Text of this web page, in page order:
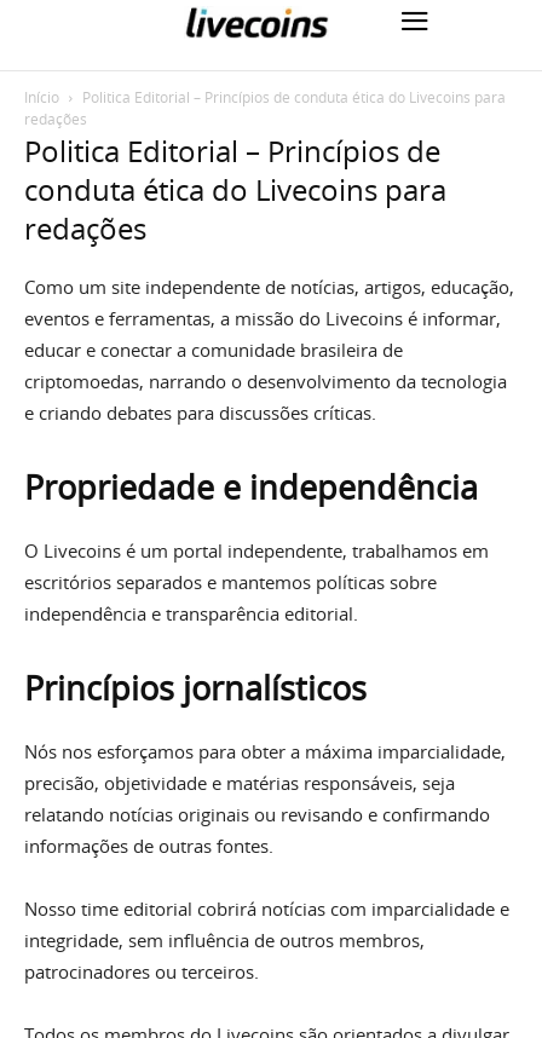
Início
Politica Editorial – Princípios de conduta ética do Livecoins para
redações
Politica Editorial – Princípios de
conduta ética do Livecoins para
redações
Como um site independente de notícias, artigos, educação,
eventos e ferramentas, a missão do Livecoins é informar,
educar e conectar a comunidade brasileira de
criptomoedas, narrando o desenvolvimento da tecnologia
e criando debates para discussões críticas.
Propriedade e independência
O Livecoins é um portal independente, trabalhamos em
escritórios separados e mantemos políticas sobre
independência e transparência editorial.
Princípios jornalísticos
Nós nos esforçamos para obter a máxima imparcialidade,
precisão, objetividade e matérias responsáveis, seja
relatando notícias originais ou revisando e confirmando
informações de outras fontes.
Nosso time editorial cobrirá notícias com imparcialidade e
integridade, sem influência de outros membros,
patrocinadores ou terceiros.